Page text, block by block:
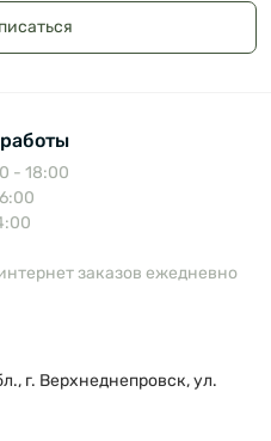
- 18:00
заказов ежедневно
г. Верхнеднепровск, ул.